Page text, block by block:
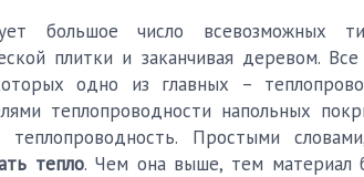
большое число всевозможных
плитки и заканчивая деревом.
одно из главных –
теплопроводности напольных
Простыми
тепло. Чем она выше, тем материал